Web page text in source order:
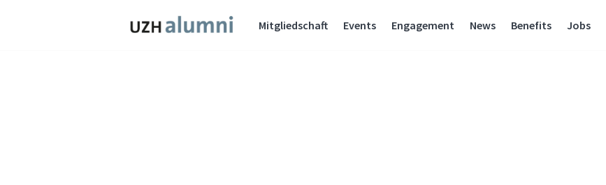
Mitgliedschaft Events Engagement News Benefits Jobs